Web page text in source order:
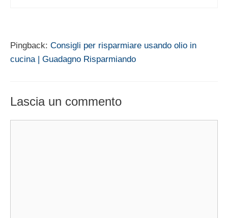
Pingback: Consigli per risparmiare usando olio in
cucina | Guadagno Risparmiando
Lascia un commento